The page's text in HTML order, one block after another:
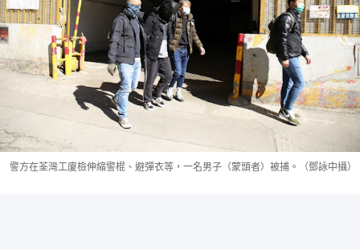
警方在荃灣工廈檢伸縮警棍、避彈衣等，一名男子（蒙頭者）被捕。（鄧詠中攝）